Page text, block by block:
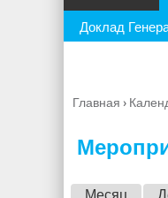
Доклад
Вы
Главная ›